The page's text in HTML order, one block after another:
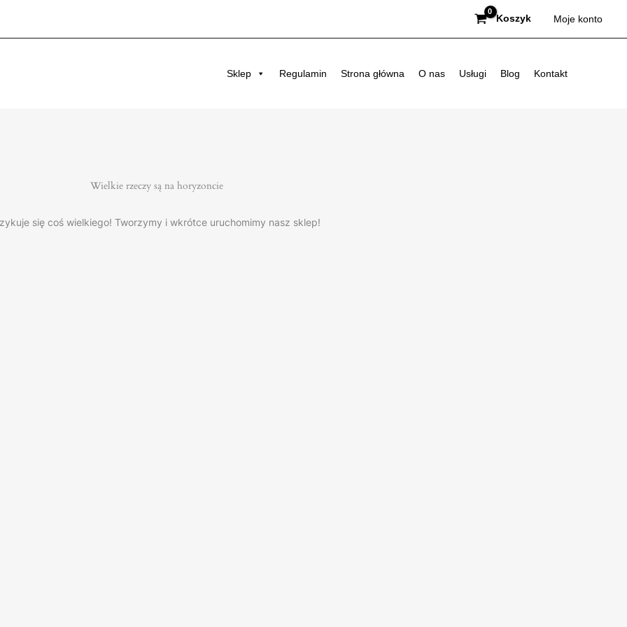
Koszyk Moje konto
Sklep Regulamin Strona główna O nas Usługi Blog Kontakt
Wielkie rzeczy są na horyzoncie
się coś wielkiego! Tworzymy i wkrótce uruchomimy nasz sklep!